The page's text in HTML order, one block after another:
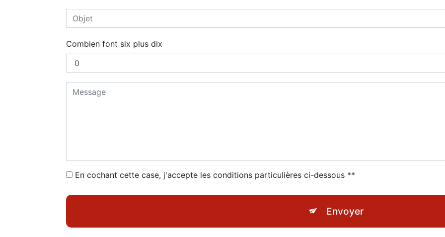
Combien font six plus dix
En cochant cette case, j'accepte les conditions particulières ci-dessous **
Envoyer